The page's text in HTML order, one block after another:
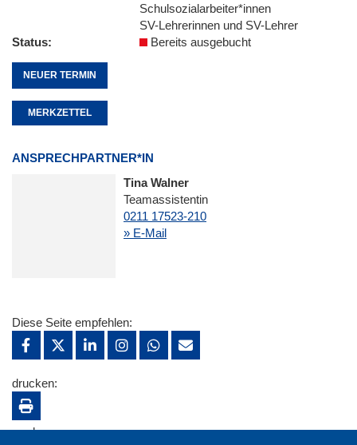
Schulsozialarbeiter*innen
SV-Lehrerinnen und SV-Lehrer
Status
Bereits ausgebucht
NEUER TERMIN
MERKZETTEL
ANSPRECHPARTNER*IN
Tina Walner
Teamassistentin
0211 17523-210
» E-Mail
Diese Seite empfehlen:
drucken:
merken: